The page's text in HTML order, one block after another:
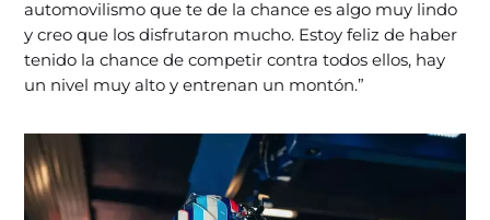
automovilismo que te de la chance es algo muy lindo
y creo que los disfrutaron mucho. Estoy feliz de haber
tenido la chance de competir contra todos ellos, hay
un nivel muy alto y entrenan un montón.”